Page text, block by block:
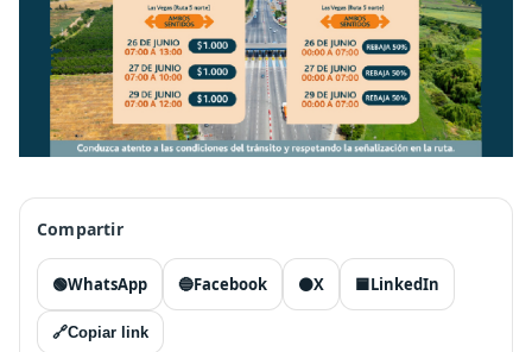
Compartir
🟢WhatsApp 🔵Facebook ⚫X 🟦LinkedIn
🔗Copiar link